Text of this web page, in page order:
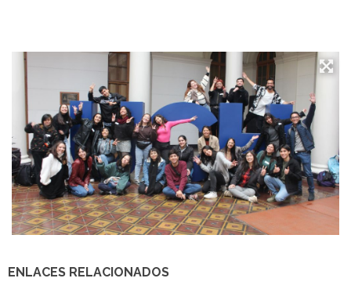
ENLACES RELACIONADOS